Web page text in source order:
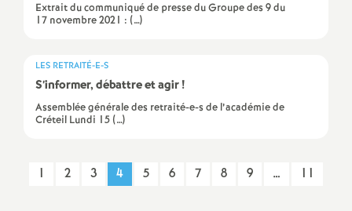
Extrait du communiqué de presse du Groupe des 9 du
17 novembre 2021 : (…)
LES RETRAITÉ-E-S
S’informer, débattre et agir!
Assemblée générale des retraité-e-s de l’académie de
Créteil Lundi 15 (…)
1 2 3 4 5 6 7 8 9 … 11